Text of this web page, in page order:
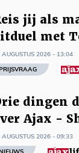
jij als
met
AUGUSTUS 2026 - 13:04
PRIJSVRAAG
dingen
Ajax -
AUGUSTUS 2026 - 09:33